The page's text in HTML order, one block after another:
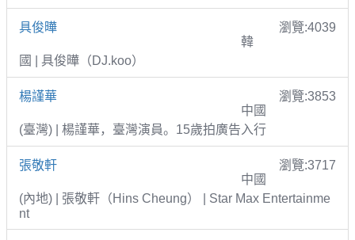
具俊曄
瀏覽:4039
韓
國 | 具俊曄（DJ.koo）
楊謹華
瀏覽:3853
中國
(臺灣) | 楊謹華，臺灣演員。15歲拍廣告入行
張敬軒
瀏覽:3717
中國
(內地) | 張敬軒（Hins Cheung） | Star Max Entertainme
nt